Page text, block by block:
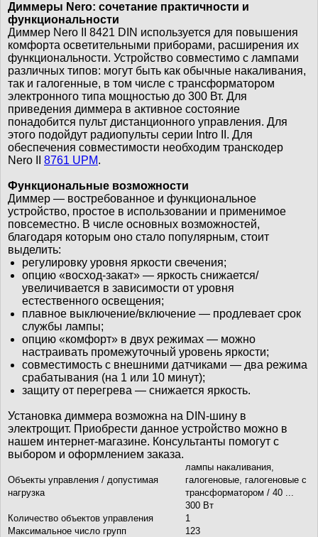
Диммеры Nero: сочетание практичности и
функциональности
Диммер Nero II 8421 DIN используется для повышения
комфорта осветительными приборами, расширения их
функциональности. Устройство совместимо с лампами
различных типов: могут быть как обычные накаливания,
так и галогенные, в том числе с трансформатором
электронного типа мощностью до 300 Вт. Для
приведения диммера в активное состояние
понадобится пульт дистанционного управления. Для
этого подойдут радиопульты серии Intro II. Для
обеспечения совместимости необходим транскодер
Nero II 8761 UPM.
Функциональные возможности
Диммер — востребованное и функциональное
устройство, простое в использовании и применимое
повсеместно. В числе основных возможностей,
благодаря которым оно стало популярным, стоит
выделить:
регулировку уровня яркости свечения;
опцию «восход-закат» — яркость снижается/
увеличивается в зависимости от уровня
естественного освещения;
плавное выключение/включение — продлевает срок
службы лампы;
опцию «комфорт» в двух режимах — можно
настраивать промежуточный уровень яркости;
совместимость с внешними датчиками — два режима
срабатывания (на 1 или 10 минут);
защиту от перегрева — снижается яркость.
Установка диммера возможна на DIN-шину в
электрощит. Приобрести данное устройство можно в
нашем интернет-магазине. Консультанты помогут с
выбором и оформлением заказа.
Объекты управления / допустимая
нагрузка
лампы накаливания,
галогеновые, галогеновые с
трансформатором / 40 ...
300 Вт
Количество объектов управления
1
Максимальное число групп
123